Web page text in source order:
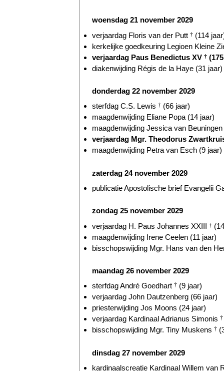
woensdag 21 november 2029
verjaardag Floris van der Putt † (114
kerkelijke goedkeuring Legioen Kleine
verjaardag Paus Benedictus XV †
diakenwijding Régis de la Haye (31 jaar)
donderdag 22 november 2029
sterfdag C.S. Lewis † (66 jaar)
maagdenwijding Eliane Popa (14 jaar)
maagdenwijding Jessica van
verjaardag Mgr. Theodorus
maagdenwijding Petra van Esch (9 jaar)
zaterdag 24 november 2029
publicatie Apostolische brief Evangelii
zondag 25 november 2029
verjaardag H. Paus Johannes XXIII †
maagdenwijding Irene Ceelen (11 jaar)
bisschopswijding Mgr. Hans van den
maandag 26 november 2029
sterfdag André Goedhart † (9 jaar)
verjaardag John Dautzenberg (66 jaar)
priesterwijding Jos Moons (24 jaar)
verjaardag Kardinaal Adrianus Simonis †
bisschopswijding Mgr. Tiny Muskens †
dinsdag 27 november 2029
kardinaalscreatie Kardinaal Willem van